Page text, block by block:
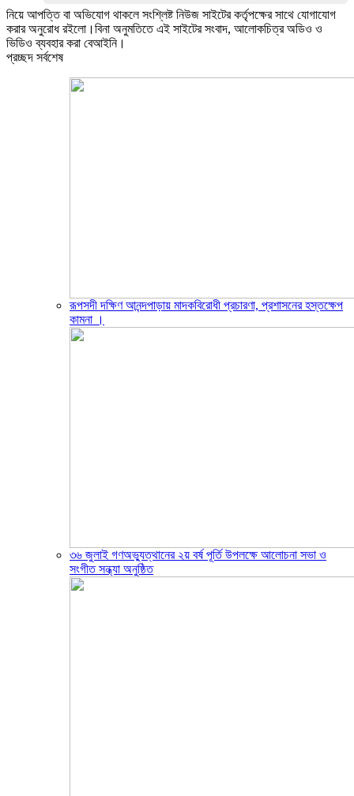
নিয়ে আপত্তি বা অভিযোগ থাকলে সংশ্লিষ্ট নিউজ সাইটের কর্তৃপক্ষের সাথে যোগাযোগ
করার অনুরোধ রইলো।বিনা অনুমতিতে এই সাইটের সংবাদ, আলোকচিত্র অডিও ও
ভিডিও ব্যবহার করা বেআইনি।
প্রচ্ছদ সর্বশেষ
রূপসদী দক্ষিণ আনন্দপাড়ায় মাদকবিরোধী প্রচারণা, প্রশাসনের হস্তক্ষেপ
কামনা ‎।
৩৬ জুলাই গণঅভ্যুত্থানের ২য় বর্ষ পূর্তি উপলক্ষে আলোচনা সভা ও
সংগীত সন্ধ্যা অনুষ্ঠিত